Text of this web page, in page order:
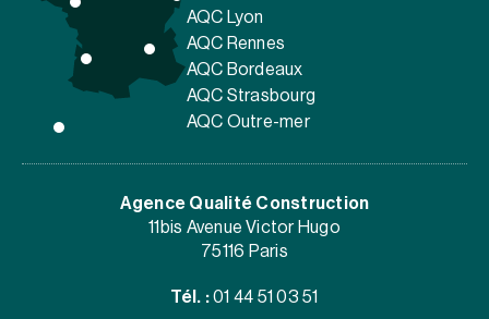
AQC Lyon
AQC Rennes
AQC Bordeaux
AQC Strasbourg
AQC Outre-mer
Agence Qualité Construction
11bis Avenue Victor Hugo
75116 Paris
Tél. : 01 44 51 03 51